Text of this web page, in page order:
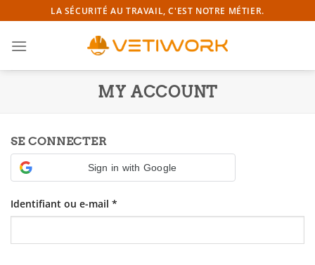
au
contenu
LA SÉCURITÉ AU TRAVAIL, C'EST NOTRE MÉTIER.
MY ACCOUNT
SE CONNECTER
Sign in with Google
Identifiant ou e-mail *